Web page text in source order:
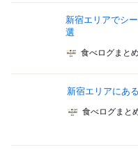
新宿エリアでシ
選
食べログまと
新宿エリアにあ
食べログまと